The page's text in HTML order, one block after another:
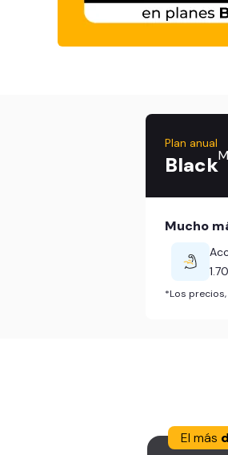
Plan anual
Black
Mucho
*Los
El más